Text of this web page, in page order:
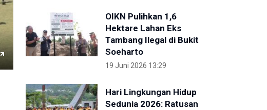
Enter
fullscreen
OIKN Pulihkan 1,6
Hektare Lahan Eks
Tambang Ilegal di Bukit
Soeharto
19 Juni 2026 13:29
Hari Lingkungan Hidup
Sedunia 2026: Ratusan